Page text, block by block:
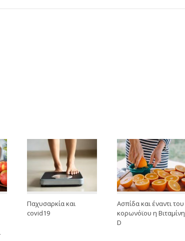
Παχυσαρκία και
covid19
Ασπίδα και έναντι του
κορωνόϊου η Βιταμίνη
D